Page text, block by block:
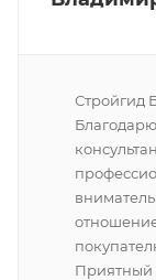
Стройгид
Приятный